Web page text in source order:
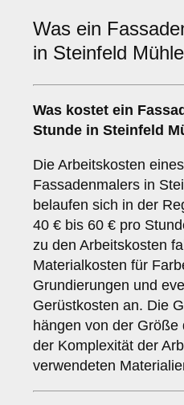
Was ein
in Steinfeld
Was kostet ein
Stunde in Steinfeld
Die Arbeitskosten eines
Fassadenmalers in
belaufen sich in der
40 € bis 60 € pro
zu den Arbeitskosten
Materialkosten für
Grundierungen und
Gerüstkosten an. Die
hängen von der Größe
der Komplexität der
verwendeten